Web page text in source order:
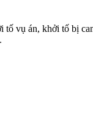
vụ án, khởi tố bị